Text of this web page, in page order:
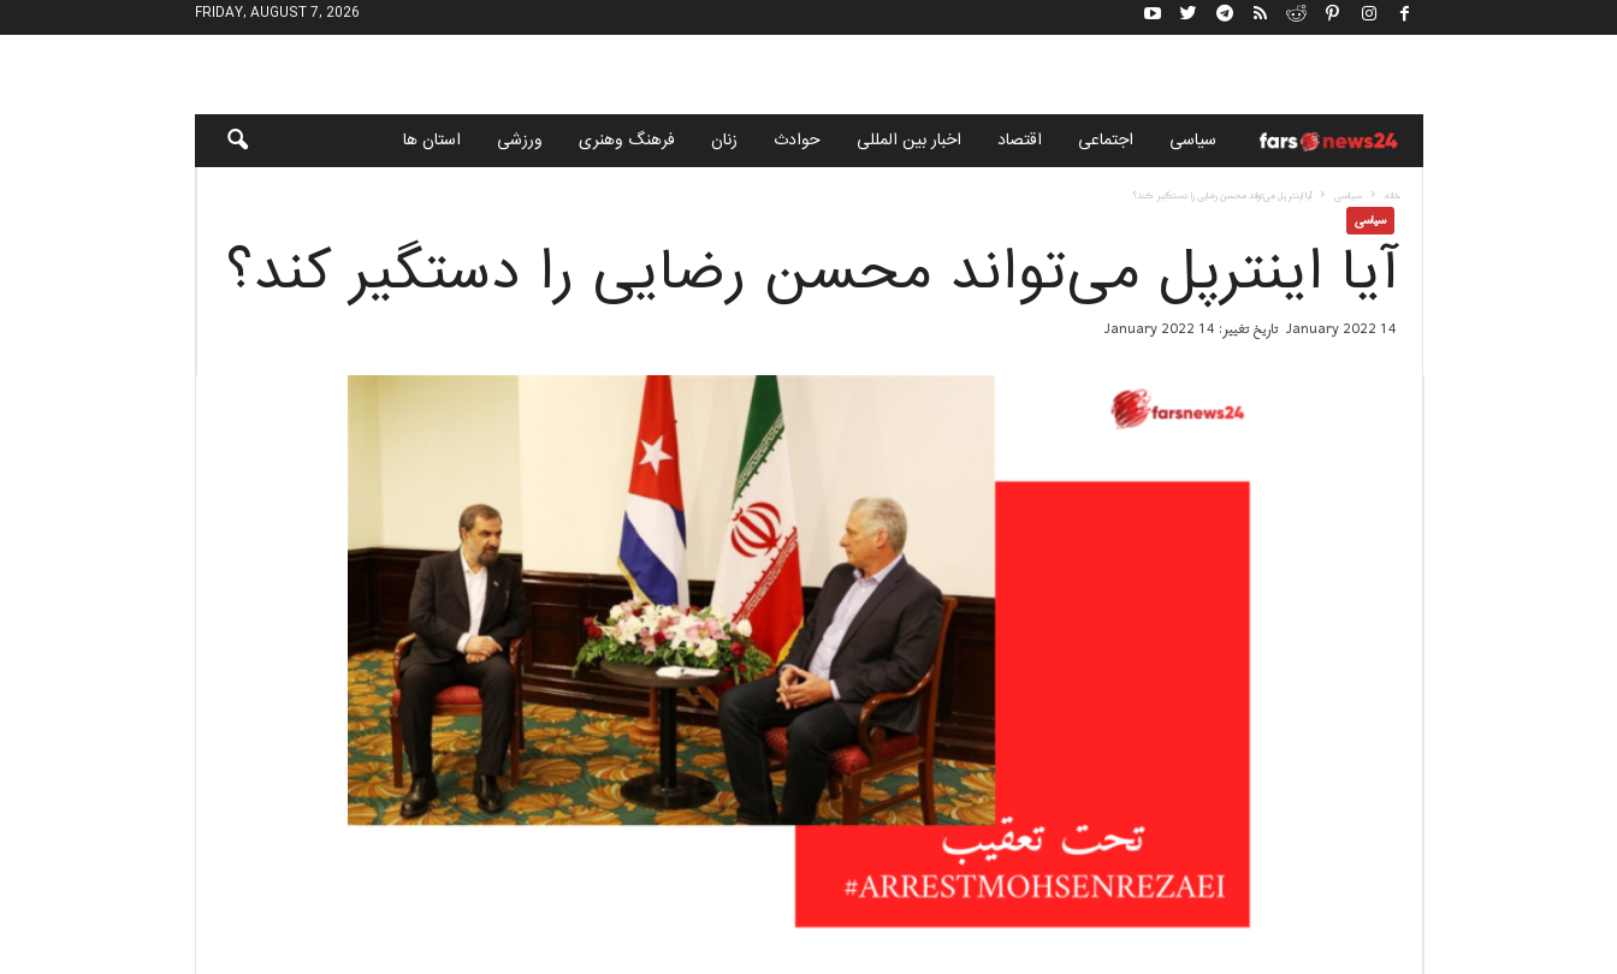
FRIDAY, AUGUST 7, 2026
ب
گ
ا
ز
سياسى اجتماعی اقتصاد اخبار بین المللی حوادث زنان فرهنگ وهنری ورزشی استان ها
خانه سياسى آیا اینترپل می‌تواند محسن رضایی را دستگیر کند؟
سياسى
آیا اینترپل می‌تواند محسن رضایی را دستگیر کند؟
14 January 2022 تاریخ تغییر: 14 January 2022